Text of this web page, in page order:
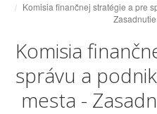
Komisia finančnej stratégie a pre
Komisia
správu a
mesta -